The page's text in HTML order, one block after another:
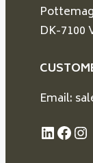
DK-7100
Email: